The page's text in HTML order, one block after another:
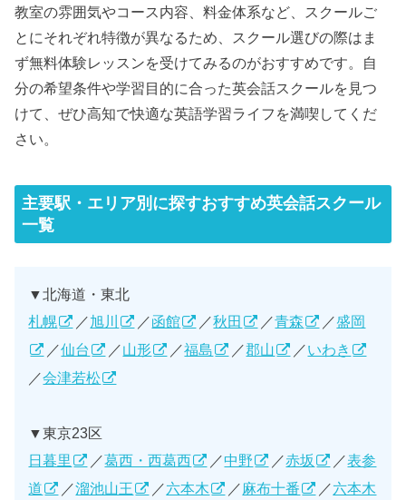
教室の雰囲気やコース内容、料金体系など、スクールご
とにそれぞれ特徴が異なるため、スクール選びの際はま
ず無料体験レッスンを受けてみるのがおすすめです。自
分の希望条件や学習目的に合った英会話スクールを見つ
けて、ぜひ高知で快適な英語学習ライフを満喫してくだ
さい。
主要駅・エリア別に探すおすすめ英会話スクール
一覧
▼北海道・東北
札幌
／旭川 ／函館 ／秋田 ／青森 ／盛岡
／仙台 ／山形 ／福島 ／郡山 ／いわき
／会津若松
▼東京23区
日暮里
／葛西・西葛西 ／中野 ／赤坂 ／表参
道
／溜池山王 ／六本木 ／麻布十番 ／六本木